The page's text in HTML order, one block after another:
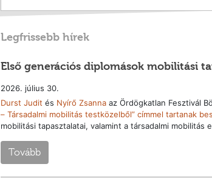
Legfrissebb hírek
Első generációs diplomások mobilitási
2026. július 30.
Durst Judit és Nyírő Zsannaaz Ördögkatlan Fesztivál
– Társadalmi mobilitás testközelből” címmel tartanak
mobilitási tapasztalatai, valamint a társadalmi mobilitás
Tovább